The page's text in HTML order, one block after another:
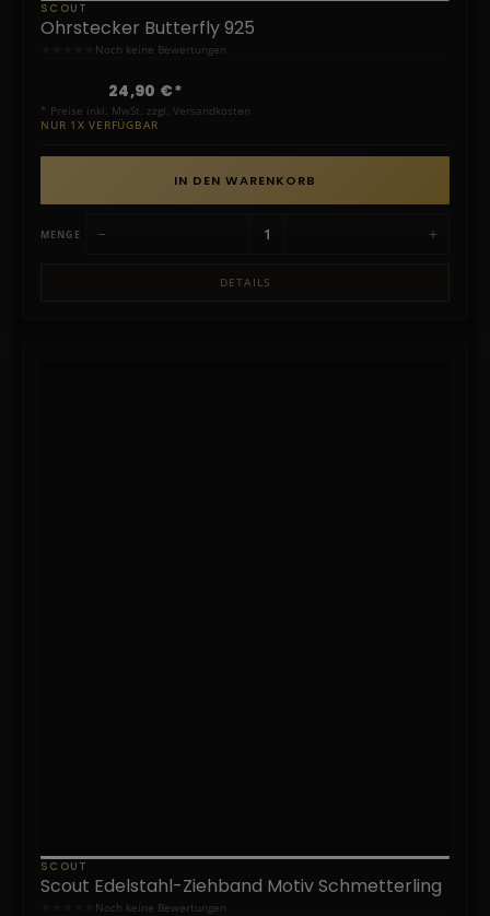
SCOUT
Ohrstecker Butterfly 925
Noch keine Bewertungen
24,90 €*
* Preise inkl. MwSt. zzgl. Versandkosten
NUR 1X VERFÜGBAR
MENGE − +
IN DEN WARENKORB
DETAILS
SCOUT
Scout Edelstahl-Ziehband Motiv Schmetterling
Noch keine Bewertungen